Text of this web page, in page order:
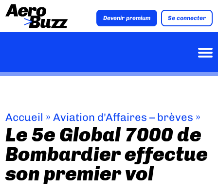
Devenir premium Se connecter
Accueil »Aviation d'Affaires – brèves »
Le 5e Global 7000 de
Bombardier effectue
son premier vol